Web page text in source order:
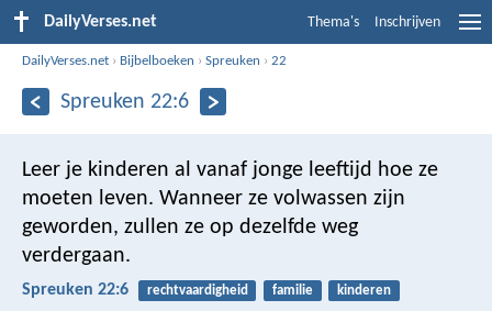
DailyVerses.net Thema's Inschrijven
DailyVerses.net › Bijbelboeken ›Spreuken ›22
Spreuken 22:6
Leer je kinderen al vanaf jonge leeftijd hoe ze
moeten leven. Wanneer ze volwassen zijn
geworden, zullen ze op dezelfde weg
verdergaan.
Spreuken 22:6 rechtvaardigheid familie kinderen